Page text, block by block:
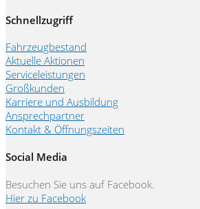
Schnellzugriff
Fahrzeugbestand
Aktuelle Aktionen
Serviceleistungen
Großkunden
Karriere und Ausbildung
Ansprechpartner
Kontakt & Öffnungszeiten
Social Media
Besuchen Sie uns auf Facebook.
Hier zu Facebook